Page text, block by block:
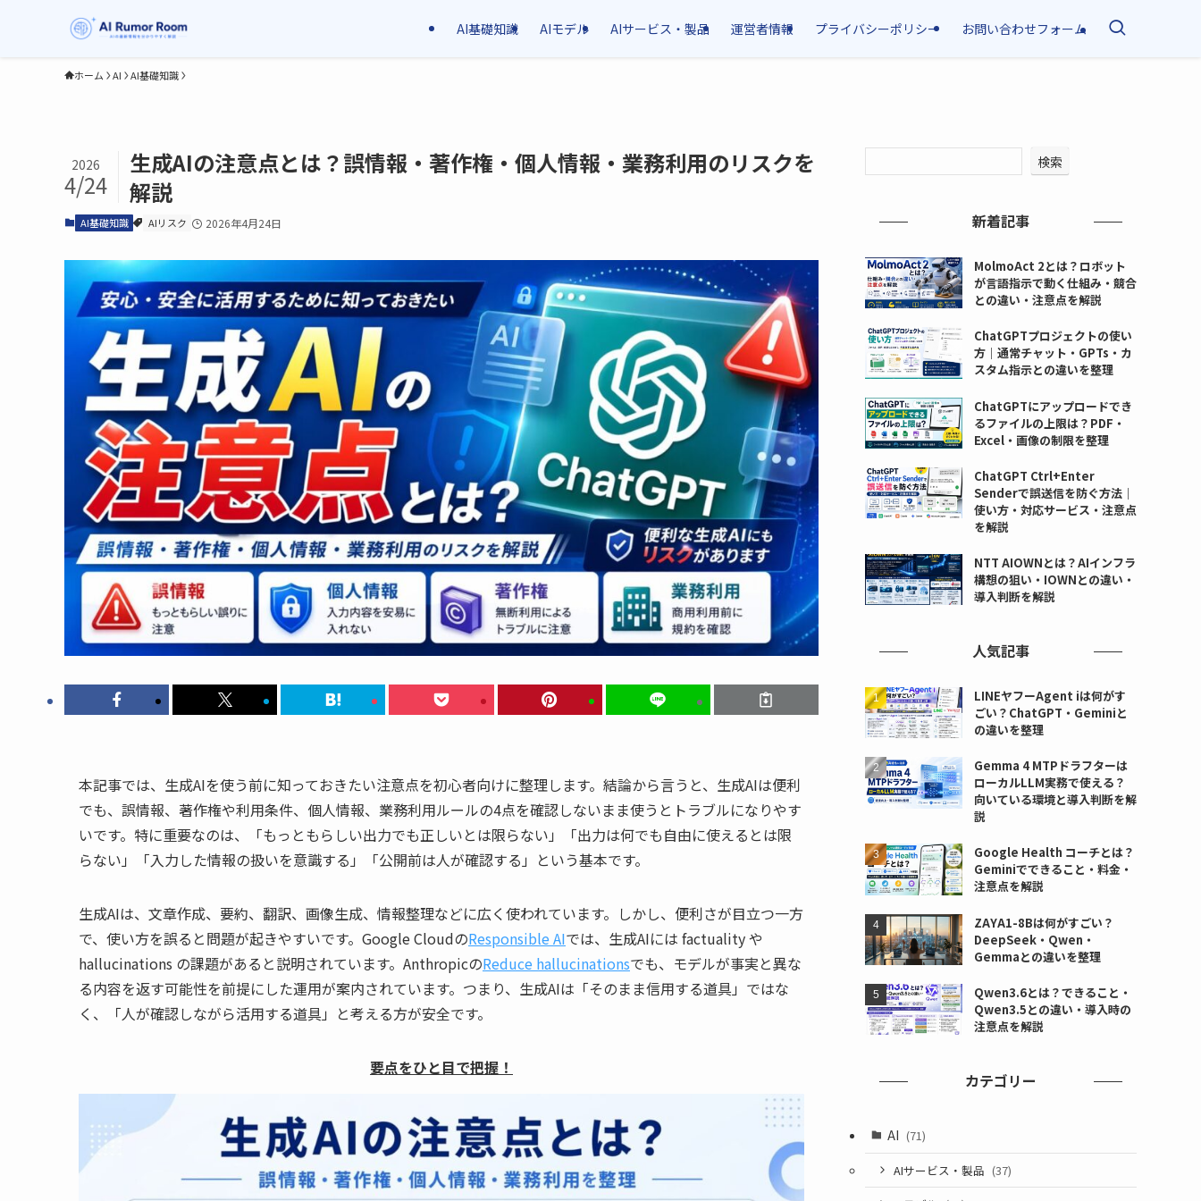
AI基礎知識 AIモデル AIサービス・製品 運営者情報 プライバシーポリシー お問い合わせフォーム
ホーム AI AI基礎知識
生成AIの注意点とは？誤情報・著作権・個人情報・業務利用のリスクを
解説
2026
4/24
AI基礎知識 AIリスク 2026年4月24日
本記事では、生成AIを使う前に知っておきたい注意点を初心者向けに整理します。結論から言うと、生成AIは便利
でも、誤情報、著作権や利用条件、個人情報、業務利用ルールの4点を確認しないまま使うとトラブルになりやす
いです。特に重要なのは、「もっともらしい出力でも正しいとは限らない」「出力は何でも自由に使えるとは限
らない」「入力した情報の扱いを意識する」「公開前は人が確認する」という基本です。
生成AIは、文章作成、要約、翻訳、画像生成、情報整理などに広く使われています。しかし、便利さが目立つ一方
で、使い方を誤ると問題が起きやすいです。Google CloudのResponsible AIでは、生成AIには factuality や
hallucinations の課題があると説明されています。AnthropicのReduce hallucinationsでも、モデルが事実と異な
る内容を返す可能性を前提にした運用が案内されています。つまり、生成AIは「そのまま信用する道具」ではな
く、「人が確認しながら活用する道具」と考える方が安全です。
要点をひと目で把握！
検索
新着記事
MolmoAct 2とは？ロボット
が言語指示で動く仕組み・競合
との違い・注意点を解説
ChatGPTプロジェクトの使い
方｜通常チャット・GPTs・カ
スタム指示との違いを整理
ChatGPTにアップロードでき
るファイルの上限は？PDF・
Excel・画像の制限を整理
ChatGPT Ctrl+Enter
Senderで誤送信を防ぐ方法｜
使い方・対応サービス・注意点
を解説
NTT AIOWNとは？AIインフラ
構想の狙い・IOWNとの違い・
導入判断を解説
人気記事
LINEヤフーAgent iは何がす
ごい？ChatGPT・Geminiと
の違いを整理
Gemma 4 MTPドラフターは
ローカルLLM実務で使える？
向いている環境と導入判断を解
説
Google Health コーチとは？
Geminiでできること・料金・
注意点を解説
ZAYA1-8Bは何がすごい？
DeepSeek・Qwen・
Gemmaとの違いを整理
Qwen3.6とは？できること・
Qwen3.5との違い・導入時の
注意点を解説
カテゴリー
AI (71)
AIサービス・製品 (37)